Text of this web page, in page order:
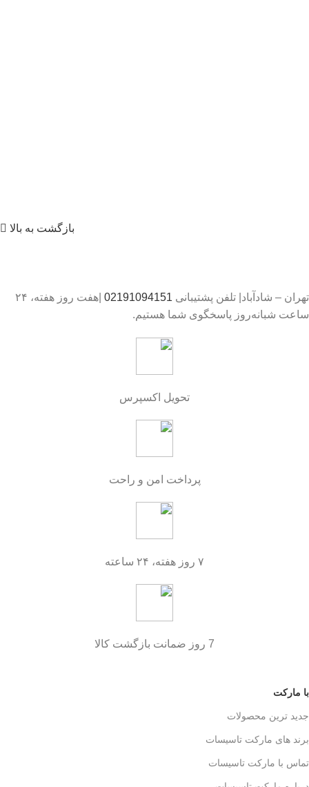
بازگشت به بالا
تهران – شادآباد| تلفن پشتیبانی 02191094151
|هفت روز هفته، ۲۴
ساعت شبانه‌روز پاسخگوی شما هستیم.
تحویل اکسپرس
پرداخت امن و راحت
۷ روز هفته، ۲۴ ساعته
7 روز ضمانت بازگشت کالا
با مارکت
جدید ترین محصولات
برند های مارکت تاسیسات
تماس با مارکت تاسیسات